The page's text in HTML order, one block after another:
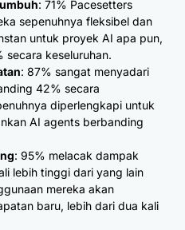
: 71% Pacesetters
sepenuhnya fleksibel dan
untuk proyek AI apa pun,
secara keseluruhan.
: 87% sangat menyadari
42% secara
diperlengkapi untuk
AI agents berbanding
: 95% melacak dampak
lebih tinggi dari yang lain
mereka akan
baru, lebih dari dua kali